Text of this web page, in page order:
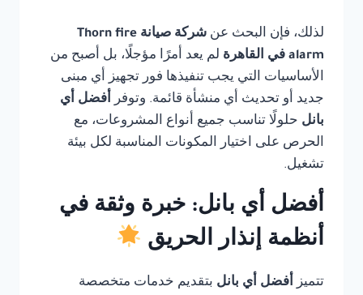
لذلك، فإن البحث عن
شركة صيانة Thorn fire
alarm في القاهرة
لم يعد أمرًا مؤجلًا، بل أصبح من
الأساسيات التي يجب تنفيذها فور تجهيز أي مبنى
جديد أو تحديث أي منشأة قائمة. وتوفر أفضل أي
بانل حلولًا تناسب جميع أنواع المشروعات، مع
الحرص على اختيار المكونات المناسبة لكل بيئة
تشغيل.
أفضل أي بانل: خبرة وثقة في
أنظمة إنذار الحريق
تتميز أفضل أي بانل بتقديم خدمات متخصصة